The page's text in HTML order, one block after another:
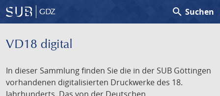
GDZ search Suchen
VD18 digital
In dieser Sammlung finden Sie die in der SUB Göttingen
vorhandenen digitalisierten Druckwerke des 18.